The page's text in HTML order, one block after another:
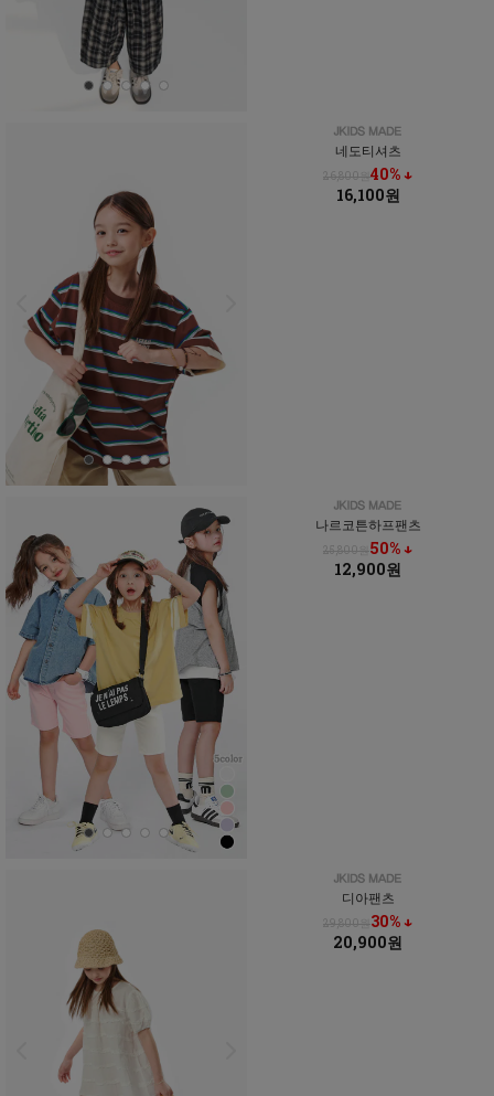
네도티셔츠
26,800원40% ↓
16,100원
나르코튼하프팬츠
25,800원50% ↓
12,900원
디아팬츠
29,800원30% ↓
20,900원